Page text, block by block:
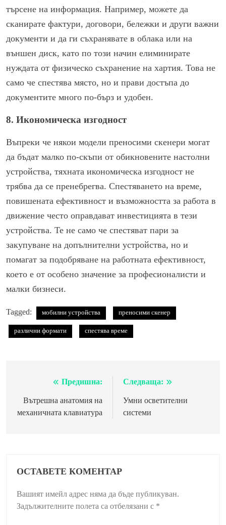
търсене на информация. Например, можете да
сканирате фактури, договори, бележки и други важни
документи и да ги съхранявате в облака или на
външен диск, като по този начин елиминирате
нуждата от физическо съхранение на хартия. Това не
само че спестява място, но и прави достъпа до
документите много по-бърз и удобен.
8. Икономическа изгодност
Въпреки че някои модели преносими скенери могат
да бъдат малко по-скъпи от обикновените настолни
устройства, тяхната икономическа изгодност не
трябва да се пренебрегва. Спестяването на време,
повишената ефективност и възможността за работа в
движение често оправдават инвестицията в тези
устройства. Те не само че спестяват пари за
закупуване на допълнителни устройства, но и
помагат за подобряване на работната ефективност,
което е от особено значение за професионалисти и
малки бизнеси.
Tagged: мобилни устройства преносими скенер
различни формати спестява време
НавигацияПредишна:
Вътрешна анатомия на
механичната клавиатура
Следваща:
Умни осветителни
системи
ОСТАВЕТЕ КОМЕНТАР
Вашият имейл адрес няма да бъде публикуван.
Задължителните полета са отбелязани с *